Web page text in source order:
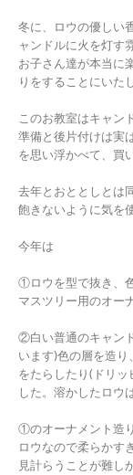
冬に、ロウの優しい
ャンドルに火を灯す
お子さん達が本当に
りをすることにいた
このお教室はキャン
準備と後片付けは実
を思い浮かべて、買
去年とおととしとは
飽きないように気を
今年は
①ロウを型で抜き、
マスツリー用のオー
②白い普通のキャン
います)色の層を造
をたらしたり(ドリ
した。溶かしたロウ
①のオーナメント造
ロウなので柔らかす
見計らうことが難し